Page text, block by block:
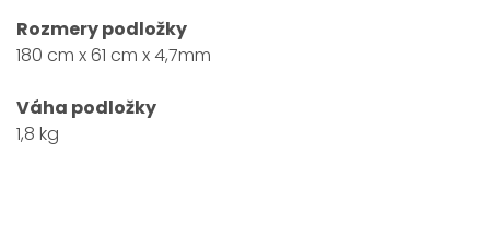
Rozmery podložky
180 cm x 61 cm x 4,7mm
Váha podložky
1,8 kg